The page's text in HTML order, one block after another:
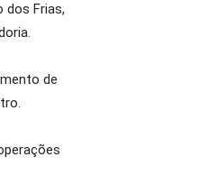
dos Frias,
de